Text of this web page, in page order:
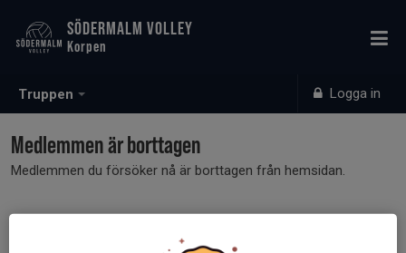
Truppen Logga in
SÖDERMALM VOLLEY
Korpen
Medlemmen är borttagen
Medlemmen du försöker nå är borttagen från hemsidan.